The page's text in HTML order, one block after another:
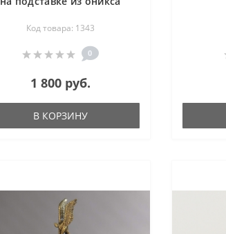
Код товара: 1343
0
1 800 руб.
В КОРЗИНУ